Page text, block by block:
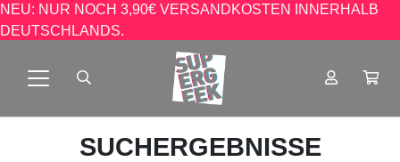
NEU: NUR NOCH 3,90€ VERSANDKOSTEN INNERHALB
DEUTSCHLANDS.
SUCHERGEBNISSE